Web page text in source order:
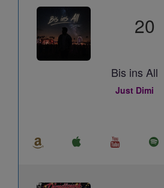
20
Bis ins All
Just Dimi